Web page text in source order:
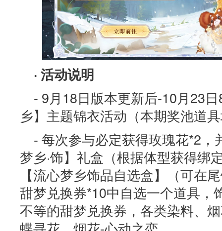
· 活动说明
- 9月18日版本更新后-10月23
乡】主题锦衣活动（本期奖池道
- 每次参与必定获得玫瑰花*2
梦乡·饰】礼盒（根据体型获得绑
【流心梦乡饰品自选盒】（可在
甜梦兑换券*10中自选一个道具，
不等的甜梦兑换券，各类染料、